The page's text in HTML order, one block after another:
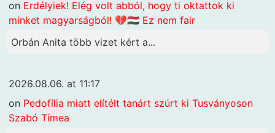
on Erdélyiek! Elég volt abból, hogy ti oktattok ki
minket magyarságból! 💔🇭🇺 Ez nem fair
Orbán Anita több vizet kért a...
2026.08.06. at 11:17
on Pedofília miatt elítélt tanárt szúrt ki Tusványoson
Szabó Tímea